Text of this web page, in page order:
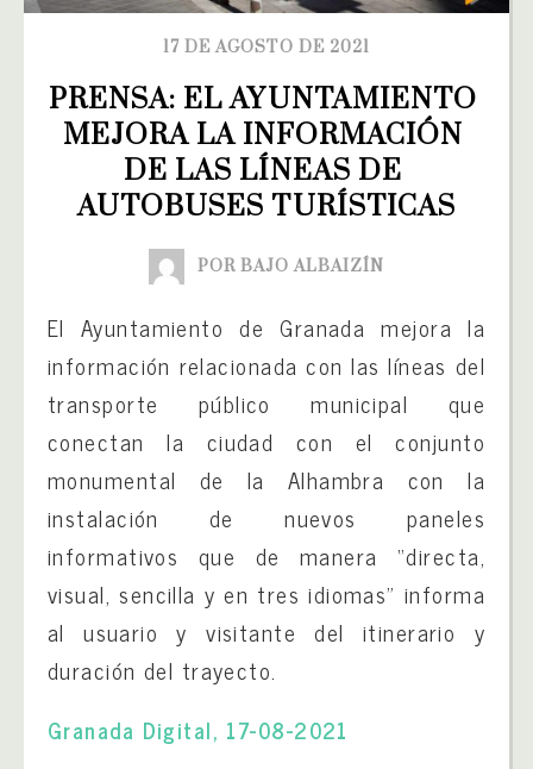
17 DE AGOSTO DE 2021
PRENSA: EL AYUNTAMIENTO
MEJORA LA INFORMACIÓN
DE LAS LÍNEAS DE
AUTOBUSES TURÍSTICAS
POR BAJO ALBAIZÍN
El Ayuntamiento de Granada mejora la
información relacionada con las líneas del
transporte público municipal que
conectan la ciudad con el conjunto
monumental de la Alhambra con la
instalación de nuevos paneles
informativos que de manera “directa,
visual, sencilla y en tres idiomas” informa
al usuario y visitante del itinerario y
duración del trayecto.
Granada Digital, 17-08-2021